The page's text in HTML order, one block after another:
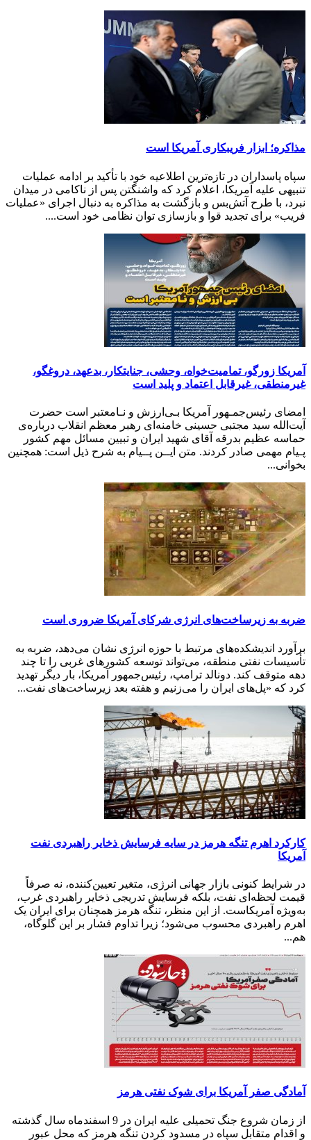
مذا‌کره؛ ابزار فر‌‌یبکاری آمر‌یکا است
سپاه پاسداران در تازه‌تر‌ین اطلاعیه خود با تأکید بر ادامه عملیات
تنبیهی علیه آمریکا، اعلام کرد که واشنگتن پس از ناکامی در میدان
نبرد، با طرح آتش‌بس و بازگشت به مذاکره به دنبال اجرای «عملیات
فریب» برای تجدید قوا و بازسازی توان نظامی خود است....
آمر‌یکا زورگو، تمامیت‌خواه، وحشی‌، جنایتکار، بدعهد، دروغگو،
غیرمنطقی، غیرقابل اعتماد و پلید است
امضای رئیس‌جمـهور آمر‌یکا بـی‌ارزش و نـامعتبر است حضرت
آیت‌الله سید مجتبی حسینی خامنه‌ای رهبر معظم انقلاب درباره‌ی
حماسه عظیم بدرقه آقای شهید ایران و تبیین مسائل مهم کشور
پـیام مهمی صادر کردند. متن ایــن پــیام به شرح ذیل است: همچنین
بخوانی...
ضر‌به به ز‌یرساخت‌های انرژی شرکای آمر‌یکا ضروری است
برآورد اندیشکده‌های مرتبط با حوزه انرژی نشان می‌دهد، ضربه به
تأسیسات نفتی منطقه، می‌تواند توسعه کشورهای غربی را تا چند
دهه متوقف کند. دونالد ترامپ، رئیس‌جمهور آمریکا، بار دیگر تهدید
کرد که «پل‌های ایران را می‌زنیم و هفته بعد زیرساخت‌های نفت...
کارکرد اهرم تنگه هرمز در سایه فرسایش ذخایر راهبردی نفت
آمریکا
در شرایط کنونی بازار جهانی انرژی، متغیر تعیین‌کننده، نه صرفاً
قیمت لحظه‌ای نفت، بلکه فرسایش تدریجی ذخایر راهبردی غرب،
به‌ویژه آمریکاست. از این منظر، تنگه هرمز همچنان برای ایران یک
اهرم راهبردی محسوب می‌شود؛ زیرا تداوم فشار بر این گلوگاه،
هم...
آمادگی صفر آمریکا برای شوک نفتی هرمز
از زمان شروع جنگ تحمیلی علیه ایران در 9 اسفندماه سال گذشته
و اقدام متقابل سپاه در مسدود کردن تنگه هرمز که محل عبور